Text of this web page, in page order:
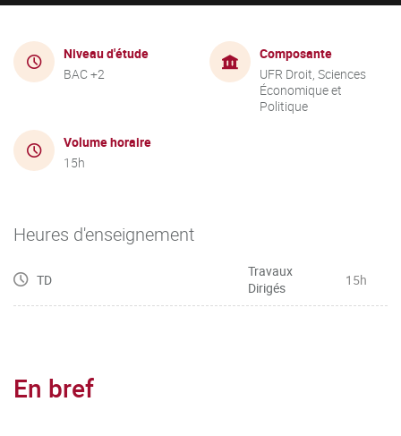
Niveau d'étude
BAC +2
Composante
UFR Droit, Sciences
Économique et
Politique
Volume horaire
15h
Heures d'enseignement
TD
Travaux
Dirigés
15h
En bref